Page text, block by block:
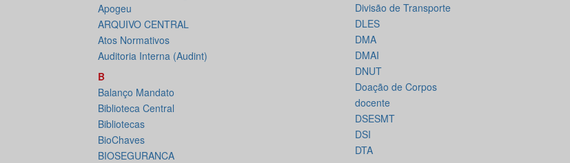
Apogeu
ARQUIVO CENTRAL
Atos Normativos
Auditoria Interna (Audint)
B
Balanço Mandato
Biblioteca Central
Bibliotecas
BioChaves
BIOSEGURANCA
Divisão de Transporte
DLES
DMA
DMAI
DNUT
Doação de Corpos
docente
DSESMT
DSI
DTA